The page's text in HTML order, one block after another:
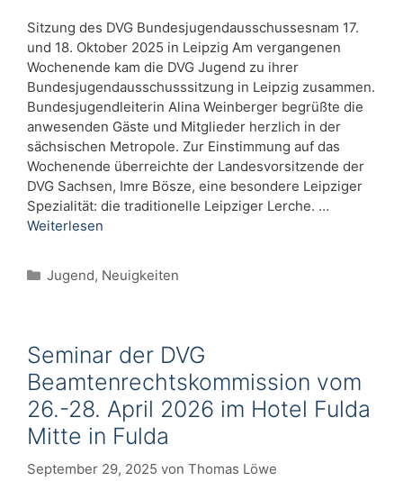
Sitzung des DVG Bundesjugendausschussesnam 17.
und 18. Oktober 2025 in Leipzig Am vergangenen
Wochenende kam die DVG Jugend zu ihrer
Bundesjugendausschusssitzung in Leipzig zusammen.
Bundesjugendleiterin Alina Weinberger begrüßte die
anwesenden Gäste und Mitglieder herzlich in der
sächsischen Metropole. Zur Einstimmung auf das
Wochenende überreichte der Landesvorsitzende der
DVG Sachsen, Imre Bösze, eine besondere Leipziger
Spezialität: die traditionelle Leipziger Lerche. …
Weiterlesen
Kategorien
Jugend, Neuigkeiten
Seminar der DVG
Beamtenrechtskommission vom
26.-28. April 2026 im Hotel Fulda
Mitte in Fulda
September 29, 2025 von Thomas Löwe